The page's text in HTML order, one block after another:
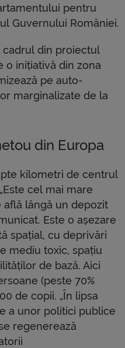
pentru
Guvernului României.
din proiectul
o inițiativă din zona
pe auto-
marginalizate de la
din Europa
kilometri de centrul
cel mai mare
lângă un depozit
Este o așezare
spațial, cu deprivări
mediu toxic, spațiu
de bază. Aici
(peste 70%
de copii. „În lipsa
a unor politici publice
regenerează